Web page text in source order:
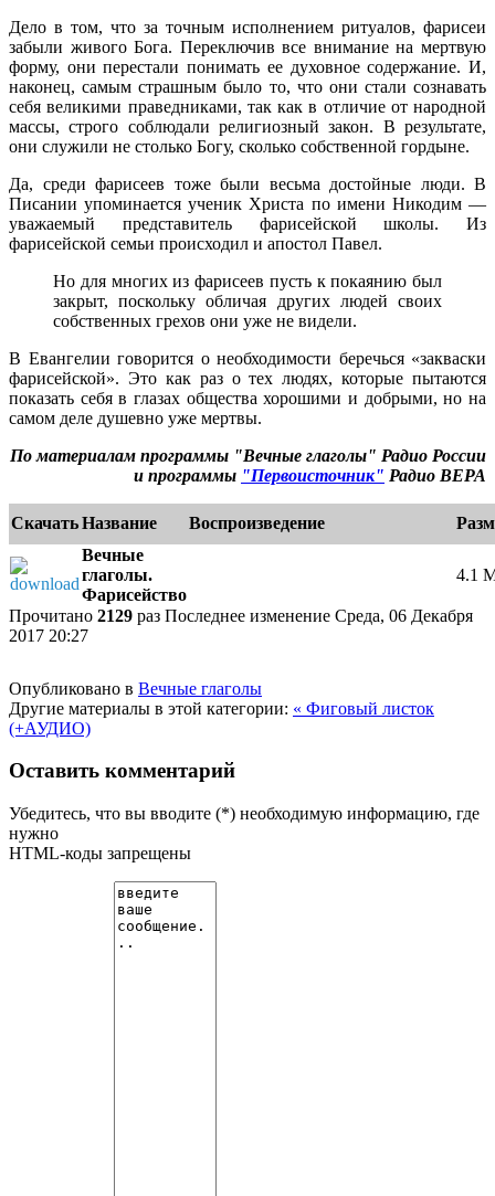
Дело в том, что за точным исполнением ритуалов, фарисеи
забыли живого Бога. Переключив все внимание на мертвую
форму, они перестали понимать ее духовное содержание. И,
наконец, самым страшным было то, что они стали сознавать
себя великими праведниками, так как в отличие от народной
массы, строго соблюдали религиозный закон. В результате,
они служили не столько Богу, сколько собственной гордыне.
Да, среди фарисеев тоже были весьма достойные люди. В
Писании упоминается ученик Христа по имени Никодим —
уважаемый представитель фарисейской школы. Из
фарисейской семьи происходил и апостол Павел.
Но для многих из фарисеев пусть к покаянию был
закрыт, поскольку обличая других людей своих
собственных грехов они уже не видели.
В Евангелии говорится о необходимости беречься «закваски
фарисейской». Это как раз о тех людях, которые пытаются
показать себя в глазах общества хорошими и добрыми, но на
самом деле душевно уже мертвы.
По материалам программы "Вечные глаголы" Радио России
и программы "Первоисточник" Радио ВЕРА
СкачатьНазвание Воспроизведение
Вечные
глаголы.
Фарисейство
4.1
Прочитано 2129 раз Последнее изменение Среда, 06 Декабря
2017 20:27
Опубликовано в Вечные глаголы
Другие материалы в этой категории: « Фиговый листок
(+АУДИО)
Оставить комментарий
Убедитесь, что вы вводите (*) необходимую информацию, где
нужно
HTML-коды запрещены